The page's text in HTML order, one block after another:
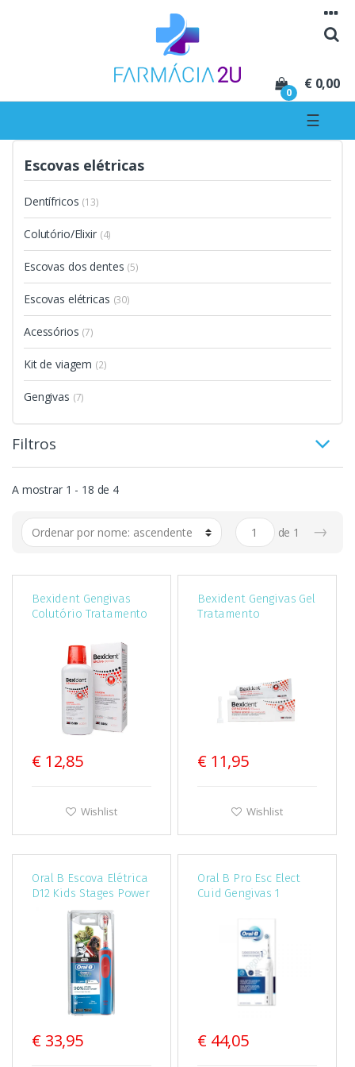
0
€ 0,00
☰
Escovas elétricas
Dentífricos (13)
Colutório/Elixir (4)
Escovas dos dentes (5)
Escovas elétricas (30)
Acessórios (7)
Kit de viagem (2)
Gengivas (7)
Filtros
A mostrar 1 - 18 de 4
de 1 →
Bexident Gengivas
Colutório Tratamento
€ 12,85
Wishlist
Bexident Gengivas Gel
Tratamento
€ 11,95
Wishlist
Oral B Escova Elétrica
D12 Kids Stages Power
Star Wars PROMOÇÃO
€ 33,95
Oral B Pro Esc Elect
Cuid Gengivas 1
€ 44,05